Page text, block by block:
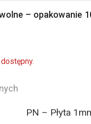
– opakowanie
PN – Płyta